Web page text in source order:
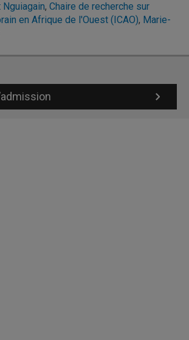
, Chaire de recherche sur
en Afrique de l'Ouest (ICAO), Marie-